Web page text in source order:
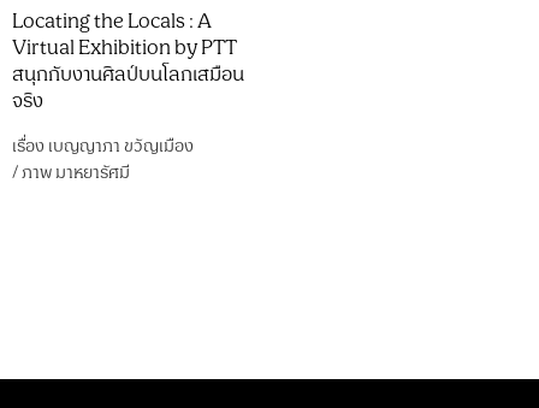
Locating the Locals : A
Virtual Exhibition by PTT
สนุกกับงานศิลป์บนโลกเสมือน
จริง
เรื่อง เบญญาภา ขวัญเมือง
/ภาพมาหยารัศมี